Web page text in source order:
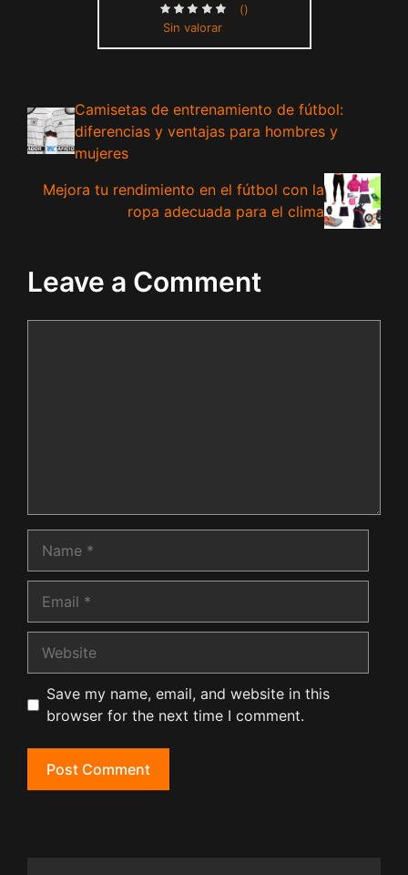
Sin valorar
()
Camisetas de entrenamiento de fútbol:
diferencias y ventajas para hombres y
mujeres
Mejora tu rendimiento en el fútbol con la
ropa adecuada para el clima
Leave a Comment
Save my name, email, and website in this
browser for the next time I comment.